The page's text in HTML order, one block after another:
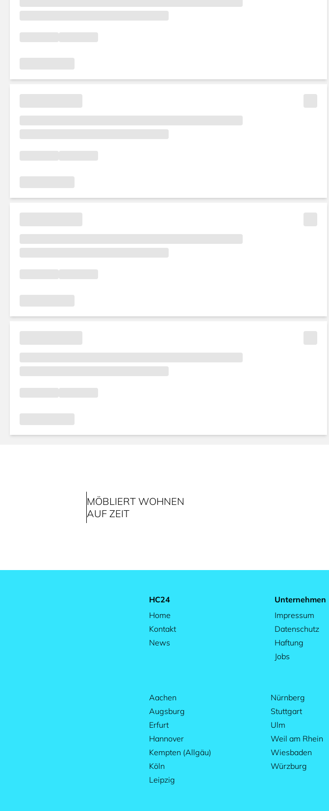
MÖBLIERT WOHNEN
AUF ZEIT
HC24
Home
Kontakt
News
Unternehmen
Impressum
Datenschutz
Haftung
Jobs
Aachen
Augsburg
Erfurt
Hannover
Kempten (Allgäu)
Köln
Leipzig
Nürnberg
Stuttgart
Ulm
Weil am Rhein
Wiesbaden
Würzburg